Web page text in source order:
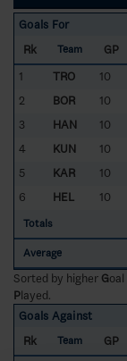
Goals For
Rk
Team GP
1
TRO 10
2
BOR 10
3
HAN 10
4
KUN 10
5
KAR 10
6
HEL 10
Totals
Average
Sorted by higher Goal
Played.
Goals Against
Rk
Team GP